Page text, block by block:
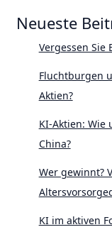
Neueste
Vergessen Sie
Fluchtburgen
Aktien?
KI-Aktien: Wie
China?
Wer gewinnt?
KI im aktiven